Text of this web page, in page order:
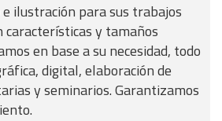
ilustración para sus trabajos
características y tamaños
en base a su necesidad, todo
digital, elaboración de
y seminarios. Garantizamos